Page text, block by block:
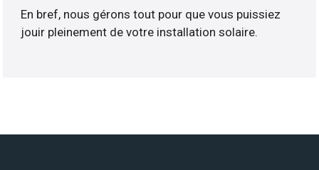
En bref, nous gérons tout pour que vous puissiez
jouir pleinement de votre installation solaire.